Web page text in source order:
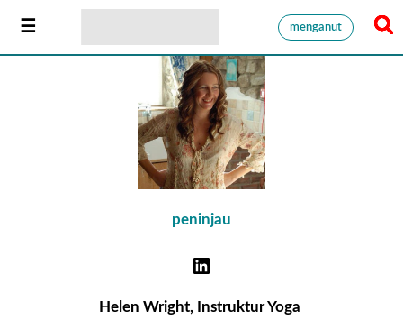
menganut
peninjau
Helen Wright, Instruktur Yoga